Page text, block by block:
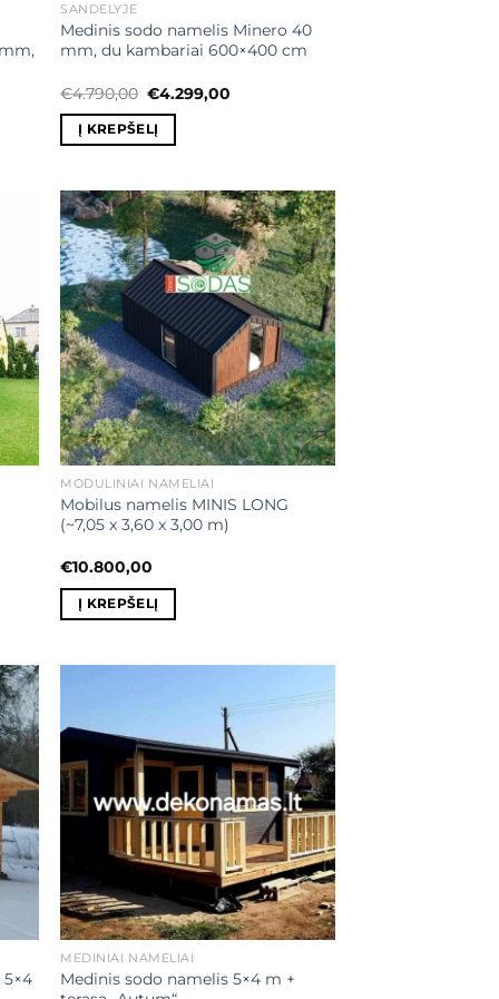
SANDĖLYJE
Medinis sodo namelis Minero 40
mm, du kambariai 600×400 cm
€4.790,00 Original
was:
€4.790,00.
€4.299,00
Į KREPŠELĮ
Mėgstamiausias
MODULINIAI NAMELIAI
Mobilus namelis MINIS LONG
(~7,05 x 3,60 x 3,00 m)
€10.800,00
Į KREPŠELĮ
5×4
Mėgstamiausias
MEDINIAI NAMELIAI
Medinis sodo namelis 5×4 m +